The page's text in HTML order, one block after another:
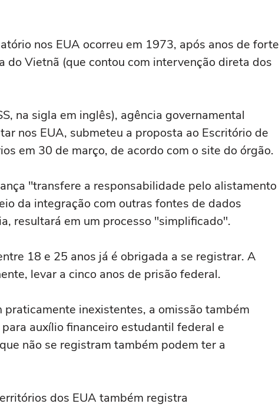
nos EUA ocorreu em 1973, após anos de forte
do Vietnã (que contou com intervenção direta dos
na sigla em inglês), agência governamental
nos EUA, submeteu a proposta ao Escritório de
em 30 de março, de acordo com o site do órgão.
"transfere a responsabilidade pelo alistamento
da integração com outras fontes de dados
resultará em um processo "simplificado".
18 e 25 anos já é obrigada a se registrar. A
levar a cinco anos de prisão federal.
praticamente inexistentes, a omissão também
auxílio financeiro estudantil federal e
não se registram também podem ter a
dos EUA também registra